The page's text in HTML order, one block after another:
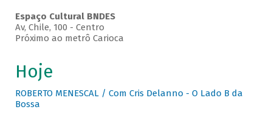
Espaço Cultural BNDES
Av, Chile, 100 - Centro
Próximo ao metrô Carioca
Hoje
ROBERTO MENESCAL / Com Cris Delanno - O Lado B da
Bossa